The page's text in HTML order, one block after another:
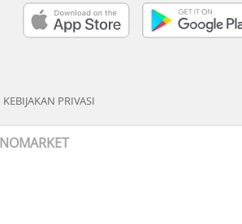
KEBIJAKAN PRIVASI